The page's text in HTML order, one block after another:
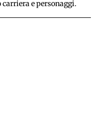
e personaggi.